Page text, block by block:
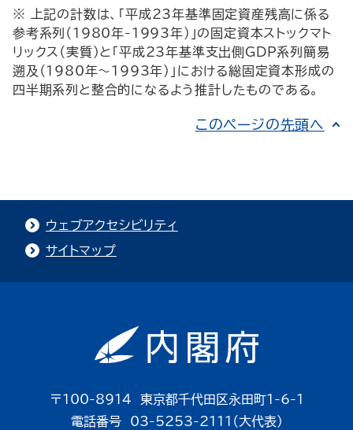
※ 上記の計数は、「平成23年基準固定資産残高に係る
参考系列（1980年-1993年）」の固定資本ストックマト
リックス（実質）と「平成23年基準支出側GDP系列簡易
遡及（1980年～1993年）」における総固定資本形成の
四半期系列と整合的になるよう推計したものである。
このページの先頭へ
ウェブアクセシビリティ
サイトマップ
〒100-8914 東京都千代田区永田町1-6-1
電話番号 03-5253-2111（大代表）